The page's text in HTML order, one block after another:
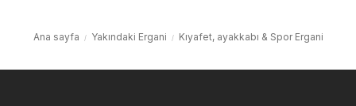
Ana sayfa Yakındaki Ergani Kıyafet, ayakkabı & Spor Ergani